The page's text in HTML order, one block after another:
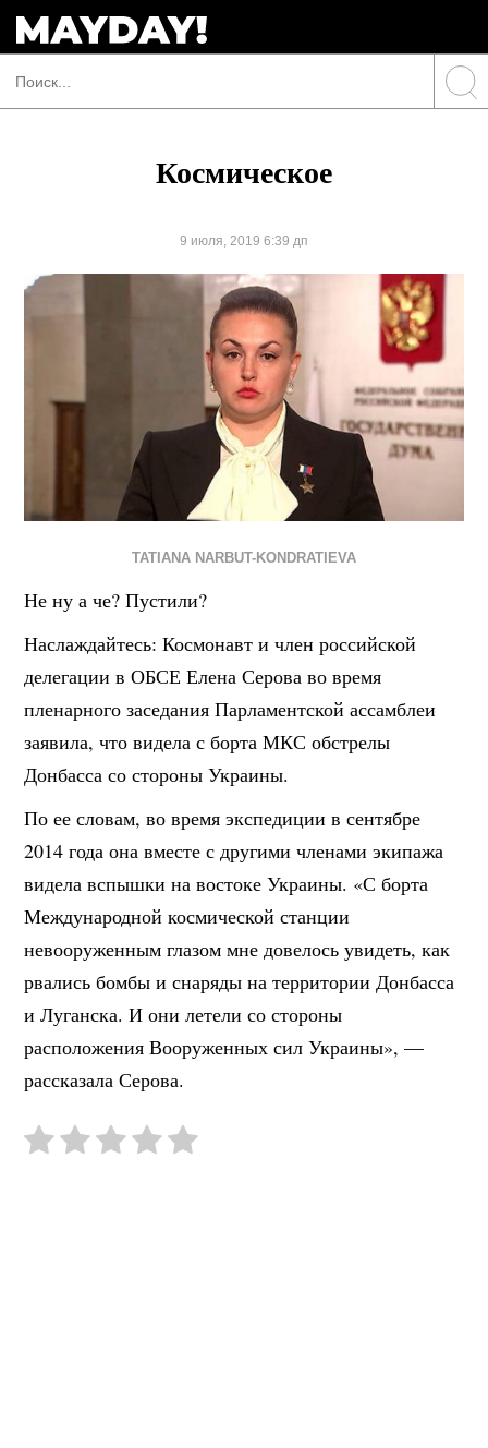
Космическое
9 июля, 2019 6:39 дп
TATIANA NARBUT-KONDRATIEVA
Не ну а че? Пустили?
Наслаждайтесь: Космонавт и член российской
делегации в ОБСЕ Елена Серова во время
пленарного заседания Парламентской ассамблеи
заявила, что видела с борта МКС обстрелы
Донбасса со стороны Украины.
По ее словам, во время экспедиции в сентябре
2014 года она вместе с другими членами экипажа
видела вспышки на востоке Украины. «С борта
Международной космической станции
невооруженным глазом мне довелось увидеть, как
рвались бомбы и снаряды на территории Донбасса
и Луганска. И они летели со стороны
расположения Вооруженных сил Украины», —
рассказала Серова.